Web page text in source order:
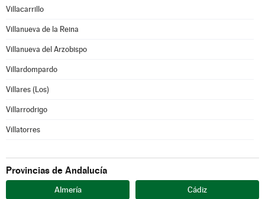
Villacarrillo
Villanueva de la Reina
Villanueva del Arzobispo
Villardompardo
Villares (Los)
Villarrodrigo
Villatorres
Provincias de Andalucía
Almería Cádiz